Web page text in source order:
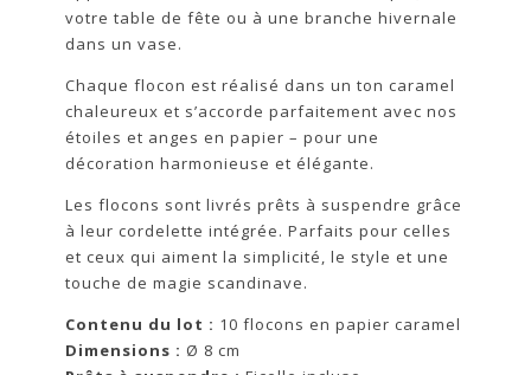
votre table de fête ou à une branche hivernale
dans un vase.
Chaque flocon est réalisé dans un ton caramel
chaleureux et s’accorde parfaitement avec nos
étoiles et anges en papier – pour une
décoration harmonieuse et élégante.
Les flocons sont livrés prêts à suspendre grâce
à leur cordelette intégrée. Parfaits pour celles
et ceux qui aiment la simplicité, le style et une
touche de magie scandinave.
Contenu du lot : 10 flocons en papier caramel
Dimensions : Ø 8 cm